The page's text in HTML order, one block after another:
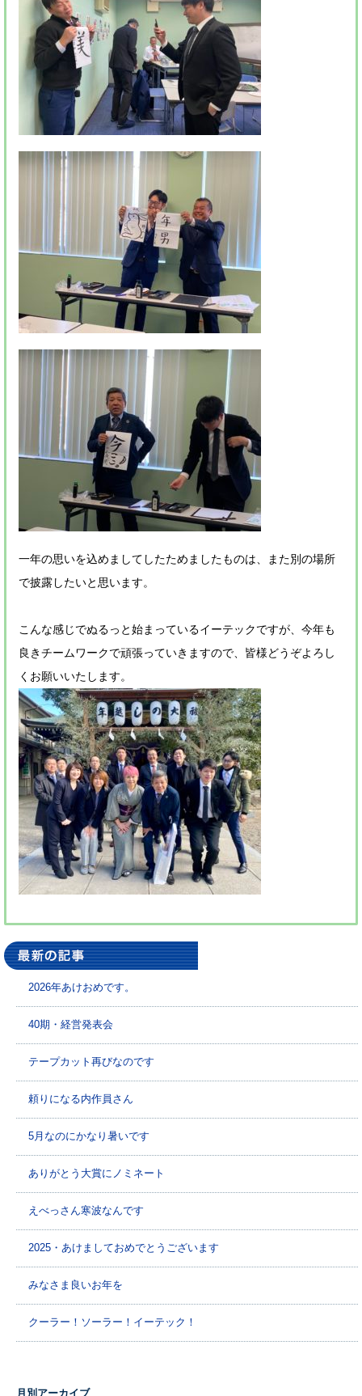
一年の思いを込めましてしたためましたものは、また別の場所
で披露したいと思います。
こんな感じでぬるっと始まっているイーテックですが、今年も
良きチームワークで頑張っていきますので、皆様どうぞよろし
くお願いいたします。
2026年あけおめです。
40期・経営発表会
テープカット再びなのです
頼りになる内作員さん
5月なのにかなり暑いです
ありがとう大賞にノミネート
えべっさん寒波なんです
2025・あけましておめでとうございます
みなさま良いお年を
クーラー！ソーラー！イーテック！